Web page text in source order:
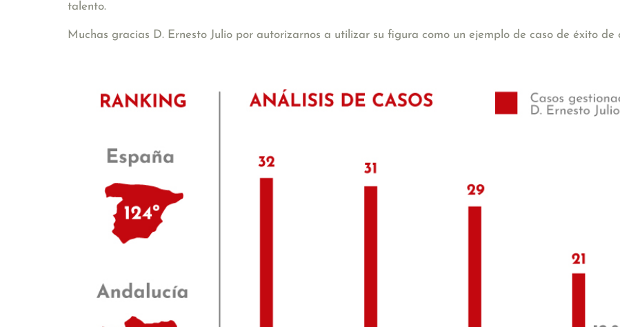
talento.
Muchas gracias D. Ernesto Julio por autorizarnos a utilizar su figura como un ejemplo de caso de éxito